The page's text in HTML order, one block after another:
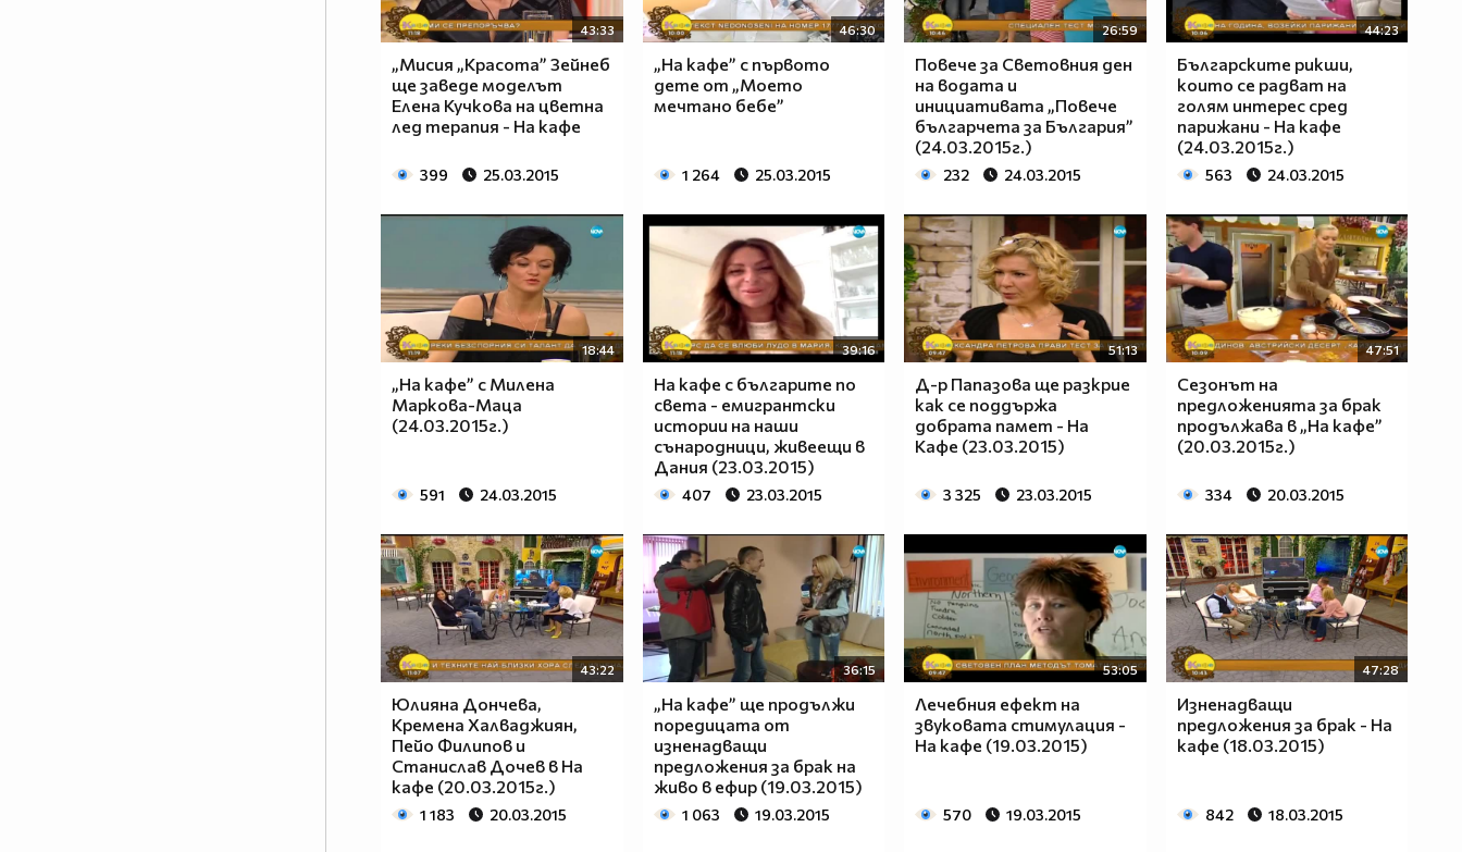
43:33
„Мисия „Красота” Зейнеб
ще заведе моделът
Елена Кучкова на цветна
лед терапия - На кафе
399 25.03.2015
46:30
„На кафе” с първото
дете от „Моето
мечтано бебе”
1 264 25.03.2015
26:59
Повече за Световния ден
на водата и
инициативата „Повече
българчета за България”
(24.03.2015г.)
232 24.03.2015
44:23
Българските рикши,
които се радват на
голям интерес сред
парижани - На кафе
(24.03.2015г.)
563 24.03.2015
18:44
„На кафе” с Милена
Маркова-Маца
(24.03.2015г.)
591 24.03.2015
39:16
На кафе с българите по
света - емигрантски
истории на наши
сънародници, живеещи в
Дания (23.03.2015)
407 23.03.2015
51:13
Д-р Папазова ще разкрие
как се поддържа
добрата памет - На
Кафе (23.03.2015)
3 325 23.03.2015
47:51
Сезонът на
предложенията за брак
продължава в „На кафе”
(20.03.2015г.)
334 20.03.2015
43:22
Юлияна Дончева,
Кремена Халваджиян,
Пейо Филипов и
Станислав Дочев в На
кафе (20.03.2015г.)
1 183 20.03.2015
36:15
„На кафе” ще продължи
поредицата от
изненадващи
предложения за брак на
живо в ефир (19.03.2015)
1 063 19.03.2015
53:05
Лечебния ефект на
звуковата стимулация -
На кафе (19.03.2015)
570 19.03.2015
47:28
Изненадващи
предложения за брак - На
кафе (18.03.2015)
842 18.03.2015